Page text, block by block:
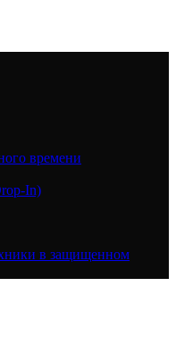
времени
In)
в защищенном